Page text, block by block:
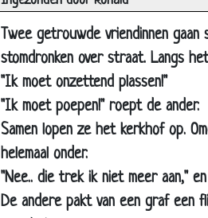
Twee getrouwde vriendinnen
stomdronken over straat. Langs
"Ik moet onzettend plassen!"
"Ik moet poepen!" roept de ander.
Samen lopen ze het kerkhof op.
helemaal onder.
"Nee.. die trek ik niet meer aan,"
De andere pakt van een graf een
04 Jun 2007
De
29 May 2007
Keukenprinses
29 May 2007
Hulk
24 May 2007
Ontroerd
21 May 2007
De frigo
21 May 2007
Onvoorwaardelijke